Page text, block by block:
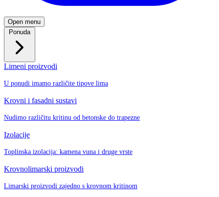
Open menu
Limeni proizvodi
U ponudi imamo različite tipove lima
Krovni i fasadni sustavi
Nudimo različitu kritinu od betonske do trapezne
Izolacije
Toplinska izolacija: kamena vuna i druge vrste
Krovnolimarski proizvodi
Limarski proizvodi zajedno s krovnom kritinom